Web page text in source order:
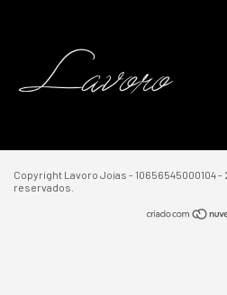
Copyright Lavoro Joias - 10656545000104
reservados.